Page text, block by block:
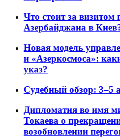
Что стоит за
Азербайджана в
Новая модель
и «Азеркосмоса»:
указ?
Судебный обзор: 3–5
Дипломатия во имя
Токаева о
возобновлении